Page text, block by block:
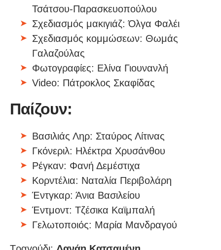
Τσάτσου-Παρασκευοπούλου
Σχεδιασμός μακιγιάζ: Όλγα Φαλέι
Σχεδιασμός κομμώσεων: Θωμάς
Γαλαζούλας
Φωτογραφίες: Ελίνα Γιουνανλή
Video: Πάτροκλος Σκαφίδας
Παίζουν:
Βασιλιάς Ληρ: Σταύρος Λίτινας
Γκόνεριλ: Ηλέκτρα Χρυσάνθου
Ρέγκαν: Φανή Δεμέστιχα
Κορντέλια: Ναταλία Περιβολάρη
Έντγκαρ: Άνια Βασιλείου
Έντμοντ: Τζέσικα Καϊμπαλή
Γελωτοποιός: Μαρία Μανδραγού